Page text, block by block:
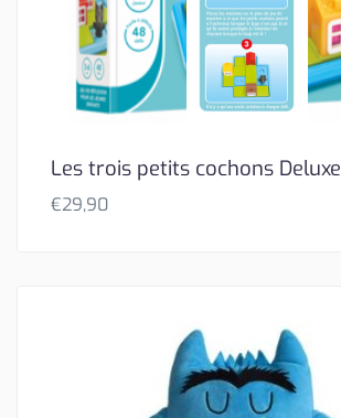
Les trois petits cochons Deluxe
€29,90